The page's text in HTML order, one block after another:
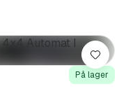
På lager
Lagre